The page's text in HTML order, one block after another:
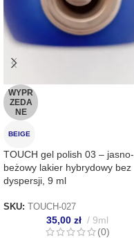
WYPR
ZEDA
NE
BEIGE
TOUCH gel polish 03 – jasno-
beżowy lakier hybrydowy bez
dyspersji, 9 ml
SKU: TOUCH-027
35,00 zł
9ml
(0)